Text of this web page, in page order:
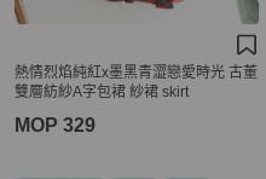
熱情烈焰純紅x墨黑青澀戀愛時光 古董
雙層紡紗A字包裙 紗裙 skirt
MOP 329